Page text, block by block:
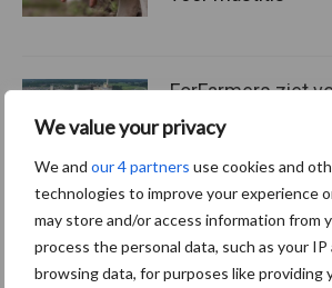
We value your privacy
We and our 4 partners use cookies and
technologies to improve your experience
may store and/or access information from
process the personal data, such as your IP
browsing data, for purposes like providing
ForFarmers ziet
marktaandeel
krimpende
markt
Themapagina's